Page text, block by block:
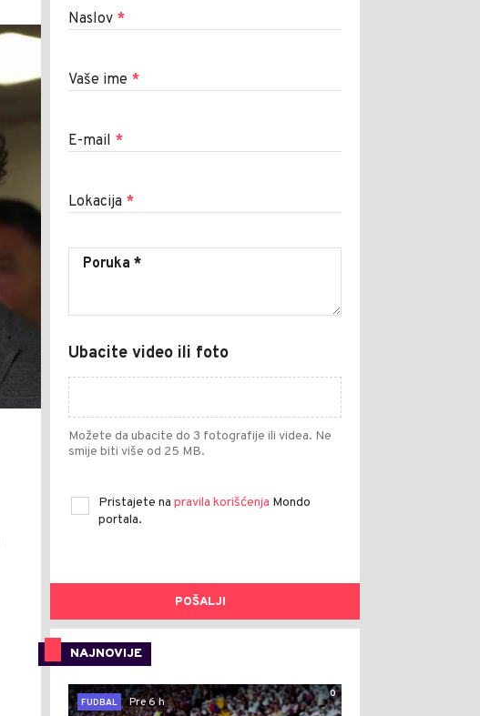
Naslov *
Vaše ime *
E-mail *
Lokacija *
Ubacite video ili foto
Možete da ubacite do 3 fotografije ili videa. Ne
smije biti više od 25 MB.
Pristajete na pravila korišćenja Mondo
portala.
POŠALJI
NAJNOVIJE
0
FUDBAL
Pre 6 h